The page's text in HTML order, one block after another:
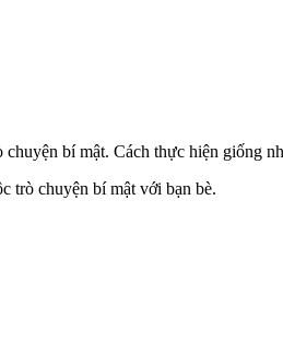
bí mật. Cách thực hiện giống
trò chuyện bí mật với bạn bè.